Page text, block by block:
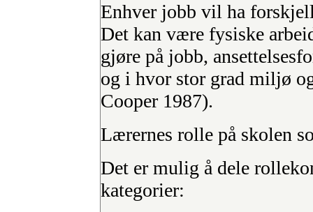
Enhver jobb vil ha
Det kan være fysiske
gjøre på jobb,
og i hvor stor grad miljø
Cooper 1987).
Lærernes rolle på skolen
Det er mulig å dele
kategorier: